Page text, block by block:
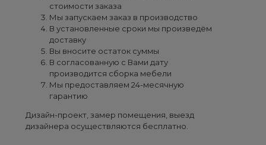
стоимости заказа
Мы запускаем заказ в производство
В установленные сроки мы произведём
доставку
Вы вносите остаток суммы
В согласованную с Вами дату
производится сборка мебели
Мы предоставляем 24-месячную
гарантию
Дизайн-проект, замер помещения, выезд
дизайнера осуществляются бесплатно.